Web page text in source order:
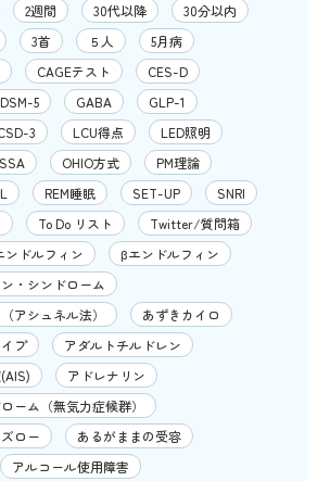
2週間 30代以降
30分以内
3首 ５人
5月病
CAGEテスト
CES-D
DSM-5 GABA
GLP-1
3 LCU得点
LED照明
OHIO方式
PM理論
REM睡眠 SET-UP
SNRI
To Do リスト
Twitter/質問箱
ンドルフィン
βエンドルフィン
・シンドローム
アシュネル法）
あずきカイロ
プ
アダルトチルドレン
アドレナリン
ーム（無気力症候群）
ロー
あるがままの受容
アルコール使用障害